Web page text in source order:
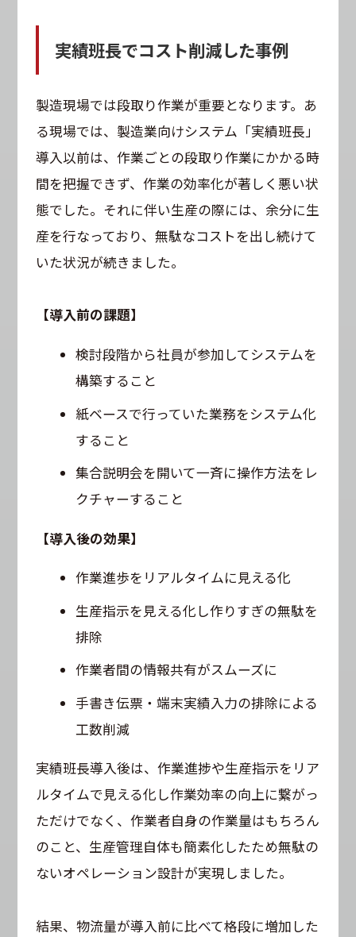
実績班長でコスト削減した事例
製造現場では段取り作業が重要となります。あ
る現場では、製造業向けシステム「実績班長」
導入以前は、作業ごとの段取り作業にかかる時
間を把握できず、作業の効率化が著しく悪い状
態でした。それに伴い生産の際には、余分に生
産を行なっており、無駄なコストを出し続けて
いた状況が続きました。
【導入前の課題】
検討段階から社員が参加してシステムを
構築すること
紙ベースで行っていた業務をシステム化
すること
集合説明会を開いて一斉に操作方法をレ
クチャーすること
【導入後の効果】
作業進歩をリアルタイムに見える化
生産指示を見える化し作りすぎの無駄を
排除
作業者間の情報共有がスムーズに
手書き伝票・端末実績入力の排除による
工数削減
実績班長導入後は、作業進捗や生産指示をリア
ルタイムで見える化し作業効率の向上に繋がっ
ただけでなく、作業者自身の作業量はもちろん
のこと、生産管理自体も簡素化したため無駄の
ないオペレーション設計が実現しました。
結果、物流量が導入前に比べて格段に増加した